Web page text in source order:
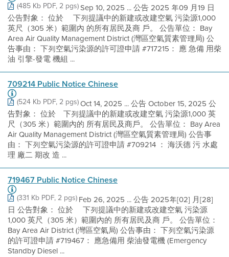
(485 Kb PDF, 2 pgs)Sep 10, 2025 ... 公告 2025 年09 月19 日
公告對象： 位於 離下列提議中的新建或改建空氣 污染源1,000
英尺（305 米）範圍內 的所有居民及商 戶。 公告單位： Bay
Area Air Quality Management District (灣區空氣質素管理局) 公
告事由： 下列空氣污染源的許可證申請 #717215： 應 急備 用柴
油 引擎-發電 機組 ...
709214 Public Notice Chinese
(524 Kb PDF, 2 pgs)Oct 14, 2025 ... 公告 October 15, 2025 公
告對象： 位於離下列提議中的新建或改建空氣 污染源1,000 英
尺（305 米）範圍內的 所有居民及商戶。 公告單位： Bay Area
Air Quality Management District (灣區空氣質素管理局) 公告事
由： 下列空氣污染源的許可證申請 #709214 ： 海沃德 污 水處
理 廠二 期改 造 ...
719467 Public Notice Chinese
(331 Kb PDF, 2 pgs)Feb 26, 2025 ... 公告 2025年[02] 月[28]
日 公告對象： 位於離 下列提議中的新建或改建空氣 污染源
1,000 英尺（305 米）範圍內的 所有居民及商 戶。 公告單位：
Bay Area Air District (灣區空氣局) 公告事由： 下列空氣污染源
的許可證申請 #719467： 應急備用 柴油發電機 (Emergency
Standby Diesel ...